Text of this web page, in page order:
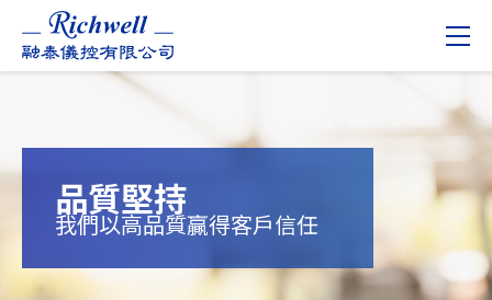
品質堅持
我們以高品質贏得客戶信任